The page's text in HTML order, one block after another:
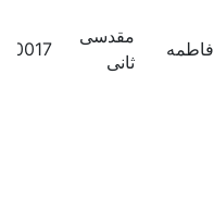
فاطمه
مقدسی
ثانی